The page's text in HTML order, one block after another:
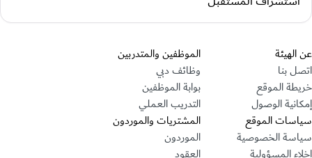
قسم التذييل
عن الهيئة
اتصل بنا
خريطة الموقع
إمكانية الوصول
الموظفين والمتدربين
وظائف دبي
بوابة الموظفين
التدريب العملي
سياسات الموقع
سياسة الخصوصية
إخلاء المسؤولية
المشتريات والموردون
الموردون
العقود